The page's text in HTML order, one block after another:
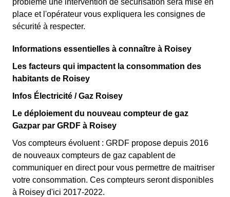
problème une intervention de sécurisation sera mise en
place et l'opérateur vous expliquera les consignes de
sécurité à respecter.
Informations essentielles à connaître à Roisey
Les facteurs qui impactent la consommation des
habitants de Roisey
Infos Électricité / Gaz Roisey
Le déploiement du nouveau compteur de gaz
Gazpar par GRDF à Roisey
Vos compteurs évoluent : GRDF propose depuis 2016
de nouveaux compteurs de gaz capablent de
communiquer en direct pour vous permettre de maitriser
votre consommation. Ces compteurs seront disponibles
à Roisey d'ici 2017-2022.